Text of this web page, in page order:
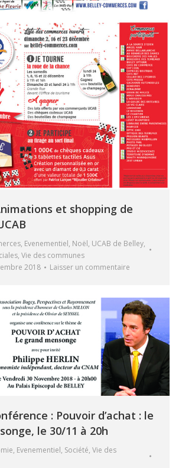
et shopping de
, Evenementiel, Noël, UCAB de Belley,
, Vie des communes
2018 Laisser un commentaire
: Pouvoir d’achat : le
le 30/11 à 20h
, Evenementiel, Société, Vie des